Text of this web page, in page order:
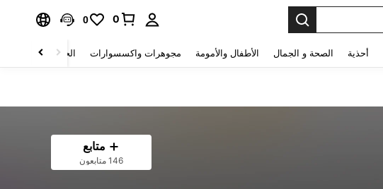
0
0
أحذية الصحة و الجمال الأطفال والأمومة مجوهرات واكسسوارات الحقائب والأمتعة
متابع
146 متابعون